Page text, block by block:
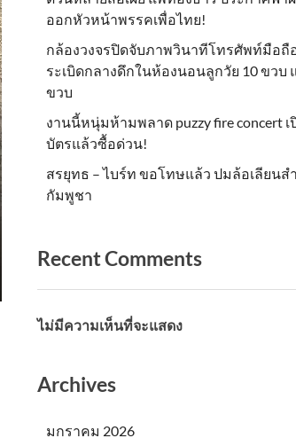
ออกหัวหน้าพรรคเพื่อไทย!
กล้องวงจรปิดจับภาพวินาทีโทรศัพท์มือถื
ระเบิดกลางดึกในห้องนอนลูกวัย 10 ขวบ
ขวบ
งานนี้หนุ่มห้ามพลาด puzzy fire concert เ
บัตรแล้วซื้อด่วน!
สรยุทธ – ไบร์ท ขอโทษแล้ว ปมล้อเลียนส
กัมพูชา
Recent Comments
ไม่มีความเห็นที่จะแสดง
Archives
มกราคม 2026